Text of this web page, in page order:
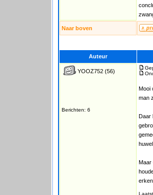
Naar boven
Auteur
YOOZ752 (56)
Berichten: 6
Mooi
man
Daar
Maar